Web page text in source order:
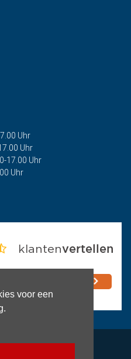
voor een
Uhr
Uhr
17.00 Uhr
Uhr